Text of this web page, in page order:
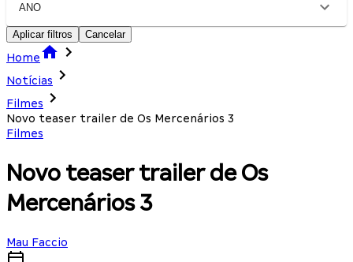
ANO
Aplicar filtros Cancelar
Home
Notícias
Filmes
Novo teaser trailer de Os Mercenários 3
Filmes
Novo teaser trailer de Os
Mercenários 3
Mau Faccio